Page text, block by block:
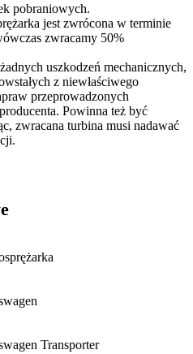
pobraniowych.
jest zwrócona w terminie
zwracamy 50%
uszkodzeń mechanicznych,
z niewłaściwego
przeprowadzonych
Powinna też być
zwracana turbina musi nadawać
Transporter